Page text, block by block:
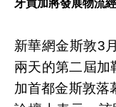
牙買加將發展物流
新華網金斯敦3
兩天的第二屆加
加首都金斯敦落